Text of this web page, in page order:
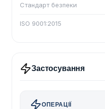
Стандарт безпеки
ISO 9001:2015
Застосування
ОПЕРАЦІЇ